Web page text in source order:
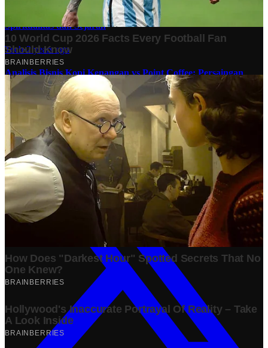
10 Makam Wali di Banten: Tempat Suci yang Memancarkan
Spiritualitas dan Sejarah
Tech·2 years ago
Analisis Bisnis Kopi Kenangan vs Point Coffee: Persaingan
dalam Industri Kopi Indonesia
1 year ago
Share: